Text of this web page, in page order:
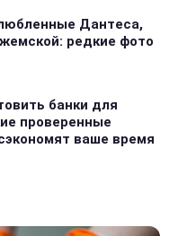
Дантеса,
редкие фото
банки для
проверенные
ваше время